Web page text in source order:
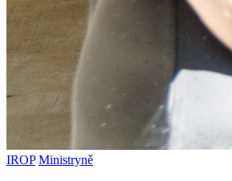
IROP Ministryně